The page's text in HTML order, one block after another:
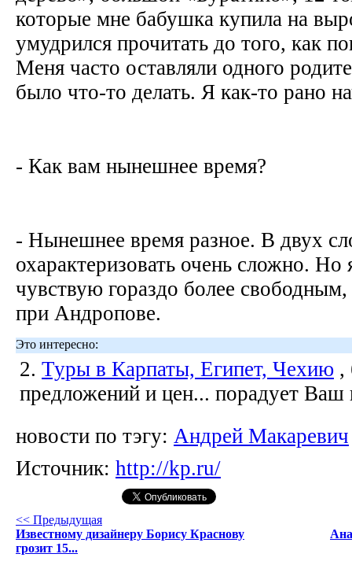
которые мне бабушка купила на
умудрился прочитать до того, как
Меня часто оставляли одного
было что-то делать. Я как-то рано
- Как вам нынешнее время?
- Нынешнее время разное. В двух
охарактеризовать очень сложно. Но
чувствую гораздо более
при Андропове.
Это интересно:
2. Туры в Карпаты, Египет, Чехию ,
предложений и цен... порадует Ваш
новости по тэгу: Андрей Макаревич
Источник: http://kp.ru/
<< Предыдущая
Известному дизайнеру Борису Краснову
грозит 15...